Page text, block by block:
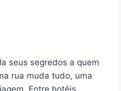
seus segredos a quem
rua muda tudo, uma